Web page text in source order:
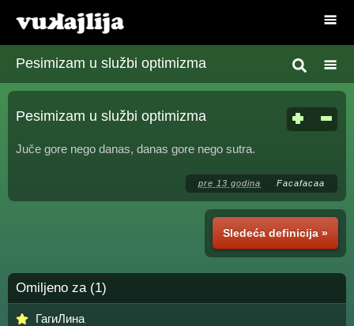
Pesimizam u službi optimizma
Pesimizam u službi optimizma
Juče gore nego danas, danas gore nego sutra.
pre 13 godina Facafacaa
Sledeća definicija »
Omiljeno za (1)
ГагиЛина